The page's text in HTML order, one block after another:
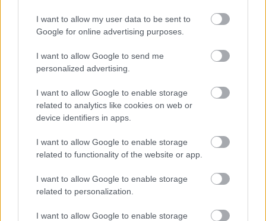
I want to allow my user data to be sent to
Google for online advertising purposes.
I want to allow Google to send me
personalized advertising.
I want to allow Google to enable storage
related to analytics like cookies on web or
device identifiers in apps.
I want to allow Google to enable storage
related to functionality of the website or app.
I want to allow Google to enable storage
related to personalization.
I want to allow Google to enable storage
fordulója
Péntektől hétfőig mindennap rendeznek mérkőzést az élvonalban.
2026.08.04.
Hírek